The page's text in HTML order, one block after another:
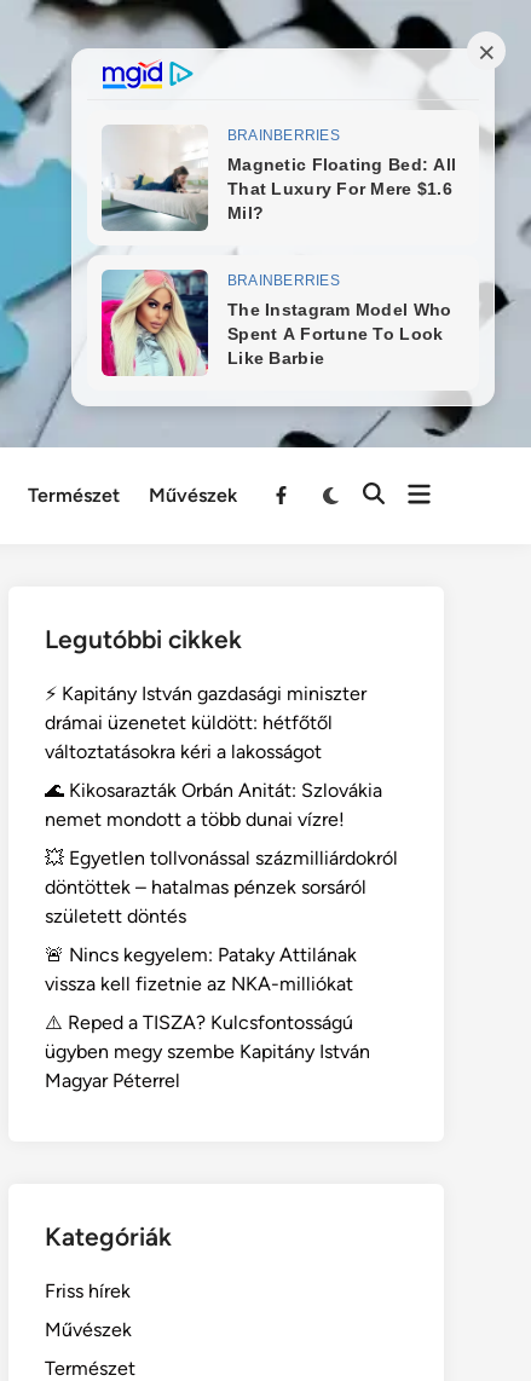
Természet Művészek
Menu
Legutóbbi cikkek
⚡ Kapitány István gazdasági miniszter
drámai üzenetet küldött: hétfőtől
változtatásokra kéri a lakosságot
🌊 Kikosarazták Orbán Anitát: Szlovákia
nemet mondott a több dunai vízre!
💥 Egyetlen tollvonással százmilliárdokról
döntöttek – hatalmas pénzek sorsáról
született döntés
🚨 Nincs kegyelem: Pataky Attilának
vissza kell fizetnie az NKA-milliókat
⚠️ Reped a TISZA? Kulcsfontosságú
ügyben megy szembe Kapitány István
Magyar Péterrel
Kategóriák
Friss hírek
Művészek
Természet